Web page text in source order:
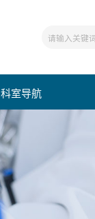
科室导航